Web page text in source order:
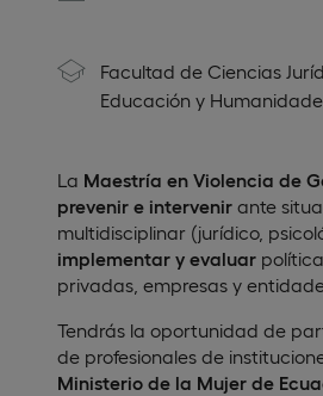
Facultad de Ciencias
Educación y
La Maestría en Violencia de
prevenir e intervenir ante
multidisciplinar (jurídico,
implementar y evaluar
privadas, empresas y
Tendrás la oportunidad de
de profesionales de
Ministerio de la Mujer de